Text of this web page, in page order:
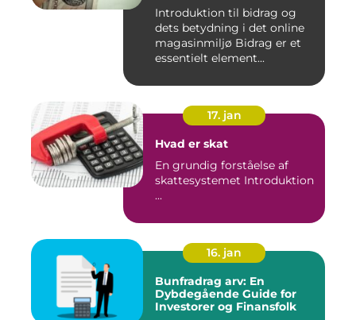
udgivelser
Introduktion til bidrag og
dets betydning i det online
magasinmiljø Bidrag er et
essentielt element...
17. jan
Hvad er skat
En grundig forståelse af
skattesystemet Introduktion
...
16. jan
Bunfradrag arv: En
Dybdegående Guide for
Investorer og Finansfolk